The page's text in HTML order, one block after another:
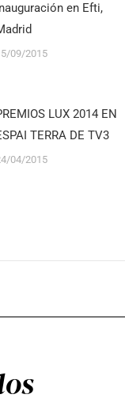
en Efti,
09/2015
LUX 2014 EN
TERRA DE TV3
04/2015